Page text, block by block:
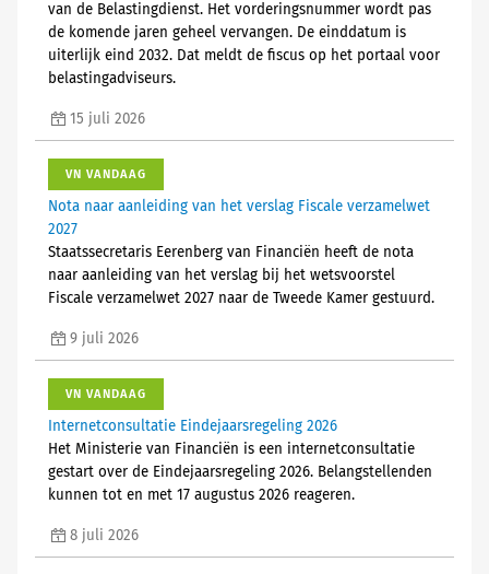
van de Belastingdienst. Het vorderingsnummer wordt pas
de komende jaren geheel vervangen. De einddatum is
uiterlijk eind 2032. Dat meldt de fiscus op het portaal voor
belastingadviseurs.
15 juli 2026
VN VANDAAG
Nota naar aanleiding van het verslag Fiscale verzamelwet
2027
Staatssecretaris Eerenberg van Financiën heeft de nota
naar aanleiding van het verslag bij het wetsvoorstel
Fiscale verzamelwet 2027 naar de Tweede Kamer gestuurd.
9 juli 2026
VN VANDAAG
Internetconsultatie Eindejaarsregeling 2026
Het Ministerie van Financiën is een internetconsultatie
gestart over de Eindejaarsregeling 2026. Belangstellenden
kunnen tot en met 17 augustus 2026 reageren.
8 juli 2026